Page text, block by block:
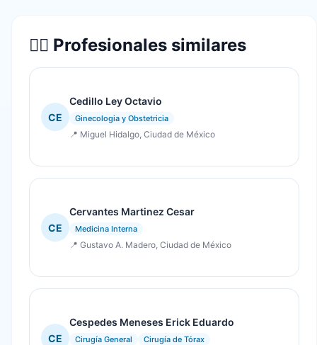
👨‍⚕️ Profesionales similares
CE
Cedillo Ley Octavio
Ginecologia y Obstetricia
📍 Miguel Hidalgo, Ciudad de México
CE
Cervantes Martinez Cesar
Medicina Interna
📍 Gustavo A. Madero, Ciudad de México
CE
Cespedes Meneses Erick Eduardo
Cirugía General Cirugía de Tórax